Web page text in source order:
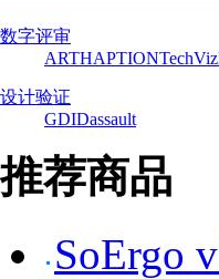
数字评审
ARTHAPTIONTechViz
设计验证
GDIDassault
推荐商品
SoErgo